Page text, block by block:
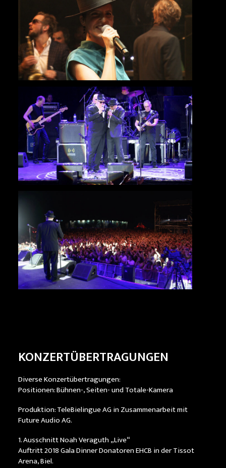
KONZERTÜBERTRAGUNGEN
Diverse Konzertübertragungen:
Positionen: Bühnen-, Seiten- und Totale-Kamera
Produktion: TeleBielingue AG in Zusammenarbeit mit
Future Audio AG.
1. Ausschnitt Noah Veraguth „Live“
Auftritt 2018 Gala Dinner Donatoren EHCB in der Tissot
Arena, Biel.